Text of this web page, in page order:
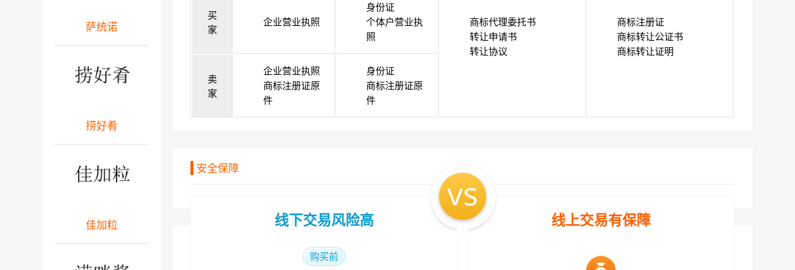
商标代理委托书
转让申请书
转让协议
商标注册证
商标转让公证书
商标转让证明
买
家
企业营业执照
身份证
个体户营业执
照
卖
家
企业营业执照
商标注册证原
件
身份证
商标注册证原
件
安全保障
线下交易风险高
购买前
线上交易有保障
vs
萨统诺
捞好肴
佳加粒